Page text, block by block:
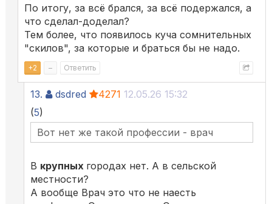
По итогу, за всё брался, за всё подержался, а
что сделал-доделал?
Тем более, что появилось куча сомнительных
"скилов", за которые и браться бы не надо.
+2 – Ответить
13. dsdred 4271 12.05.26 15:32
(5)
Вот нет же такой профессии - врач
В крупных городах нет. А в сельской
местности?
А вообще Врач это что не наесть